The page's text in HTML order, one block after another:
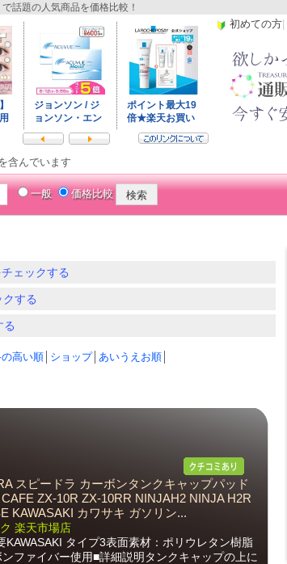
話題の人気商品を価格比較！
初めての方
含んでいます
一般 価格比較
ェックする
する
る
高い順 ショップ│ あいうえお順
スピードラ カーボンタンクキャップパッド
ZX-10R ZX-10RR NINJAH2 NINJA H2R
KAWASAKI カワサキ ガソリン...
楽天市場店
KAWASAKI タイプ3表面素材：ポリウレタン樹脂
ファイバー使用■詳細説明タンクキャップの上に